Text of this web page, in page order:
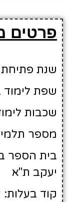
פרטים
שנת פתיחת
שפת לימוד
שכבות
מספר תלמידים
בית הספר
יעקב ת"א
קוד בעלות: 2400042